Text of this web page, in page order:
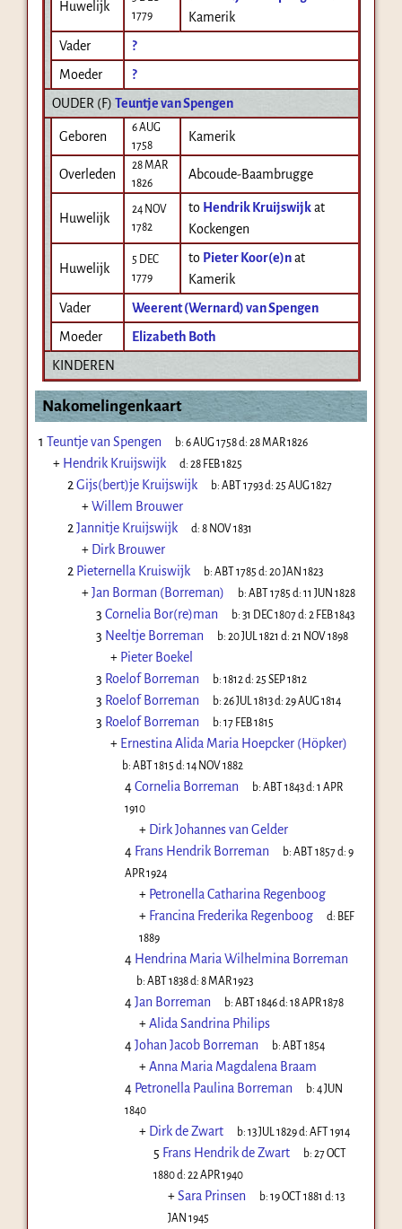
Huwelijk
1779
Kamerik
Vader
?
Moeder
?
OUDER (F) Teuntje van Spengen
Geboren
6 AUG
1758
Kamerik
Overleden
28 MAR
1826
Abcoude-Baambrugge
Huwelijk
24 NOV
1782
to Hendrik Kruijswijk at
Kockengen
Huwelijk
5 DEC
1779
to Pieter Koor(e)n at
Kamerik
Vader
Weerent (Wernard) van Spengen
Moeder
Elizabeth Both
KINDEREN
Nakomelingenkaart
1 Teuntje van Spengen b:6 AUG 1758d:28 MAR 1826
+ Hendrik Kruijswijk d:28 FEB 1825
2 Gijs(bert)je Kruijswijk b:ABT 1793d:25 AUG 1827
+Willem Brouwer
2 Jannitje Kruijswijk d:8 NOV 1831
+ Dirk Brouwer
2 Pieternella Kruiswijk b:ABT 1785 d:20 JAN 1823
+Jan Borman (Borreman) b:ABT 1785 d:11 JUN 1828
3 Cornelia Bor(re)man b:31 DEC 1807d:2 FEB 1843
3 Neeltje Borreman b:20 JUL 1821 d:21 NOV 1898
+ Pieter Boekel
3 Roelof Borreman b:1812 d:25 SEP 1812
3 Roelof Borreman b:26 JUL 1813d:29 AUG 1814
3 Roelof Borreman b:17 FEB 1815
+ Ernestina Alida Maria Hoepcker (Höpker)
b:ABT 1815 d:14 NOV 1882
4Cornelia Borreman b:ABT 1843d:1 APR
1910
+ Dirk Johannes van Gelder
4 Frans Hendrik Borreman b:ABT 1857d:9
APR 1924
+ Petronella Catharina Regenboog
+ Francina Frederika Regenboog d: BEF
1889
4 Hendrina Maria Wilhelmina Borreman
b:ABT 1838d:8 MAR 1923
4Jan Borreman b:ABT 1846d:18 APR 1878
+Alida Sandrina Philips
4Johan Jacob Borreman b:ABT 1854
+Anna Maria Magdalena Braam
4 Petronella Paulina Borreman b:4 JUN
1840
+ Dirk de Zwart b:13 JUL 1829d:AFT 1914
5 Frans Hendrik de Zwart b:27 OCT
1880d: 22 APR 1940
+Sara Prinsen b:19 OCT 1881 d:13
JAN 1945